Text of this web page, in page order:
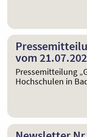
vom
Pressemitteilung
Hochschulen in